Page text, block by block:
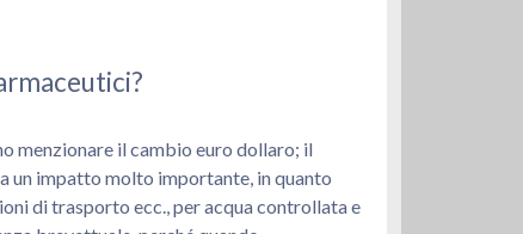
menzionare il cambio euro dollaro; il
un impatto molto importante, in quanto
di trasporto ecc., per acqua controllata e